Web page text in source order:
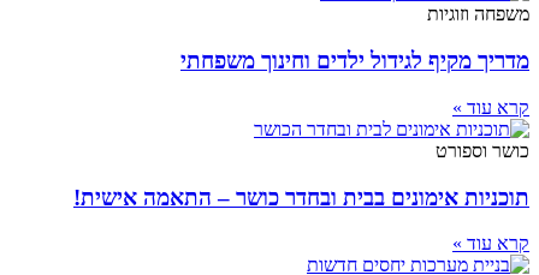
משפחה וזוגיות
מדריך מקיף לגידול ילדים וחינוך משפחתי
קרא עוד »
כושר וספורט
תוכניות אימונים בבית ובחדר כושר – התאמה אישית!
קרא עוד »